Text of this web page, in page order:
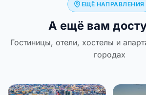
ЕЩЁ НАПРАВЛЕНИЯ
А ещё вам
Гостиницы, отели, хостелы и
городах